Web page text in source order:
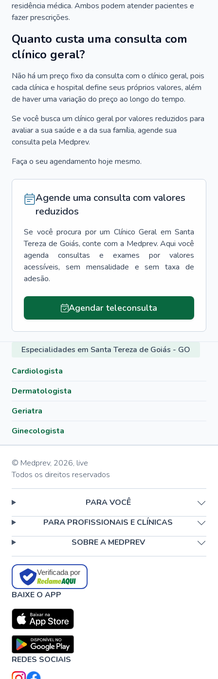
residência médica. Ambos podem atender pacientes e
fazer prescrições.
Quanto custa uma consulta com
clínico geral?
Não há um preço fixo da consulta com o clínico geral, pois
cada clínica e hospital define seus próprios valores, além
de haver uma variação do preço ao longo do tempo.
Se você busca um clínico geral por valores reduzidos para
avaliar a sua saúde e a da sua família, agende sua
consulta pela Medprev.
Faça o seu agendamento hoje mesmo.
Agende uma consulta com valores
reduzidos
Se você procura por um Clínico Geral em Santa
Tereza de Goiás, conte com a Medprev. Aqui você
agenda consultas e exames por valores
acessíveis, sem mensalidade e sem taxa de
adesão.
Agendar teleconsulta
Especialidades em Santa Tereza de Goiás - GO
Cardiologista
Dermatologista
Geriatra
Ginecologista
© Medprev, 2026, live
Todos os direitos reservados
PARA VOCÊ
PARA PROFISSIONAIS E CLÍNICAS
SOBRE A MEDPREV
Verificada por
BAIXE O APP
REDES SOCIAIS